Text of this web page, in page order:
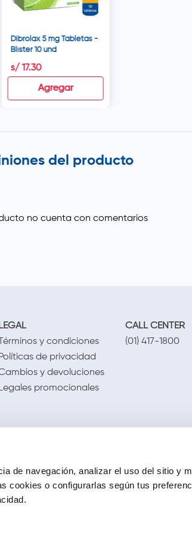
de navegación, analizar el uso del sitio y
cookies o configurarlas según tus
crónico durante
Dibrolax 5 mg Tabletas -
Blíster 10 und
s/ 17.30
Agregar
del producto
Términos y condiciones
de privacidad
y devoluciones
promocionales
CALL CENTER
(01) 417-1800